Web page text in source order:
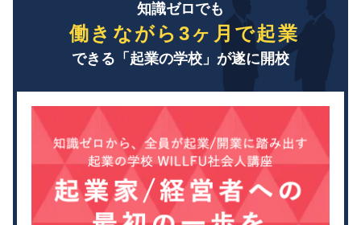
知識ゼロでも
働きながら3ヶ月で起業
できる「起業の学校」が遂に開校